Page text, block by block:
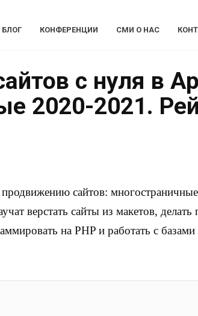
БЛОГ КОНФЕРЕНЦИИ СМИ О НАС
с нуля в
2020-2021.
сайтов:
верстать сайты из макетов,
на PHP и работать с